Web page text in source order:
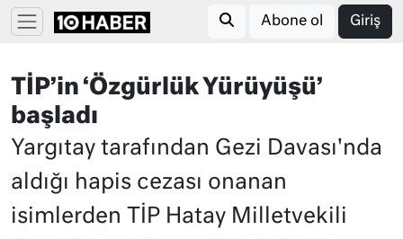
Abone ol Giriş
TİP’in ‘Özgürlük Yürüyüşü’
başladı
Yargıtay tarafından Gezi Davası'nda
aldığı hapis cezası onanan
isimlerden TİP Hatay Milletvekili